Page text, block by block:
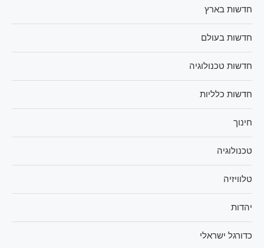
חדשות בארץ
חדשות בעולם
חדשות טכנולוגיה
חדשות כלליות
חינוך
טכנולוגיה
טלוויזיה
יהדות
כדורגל ישראלי